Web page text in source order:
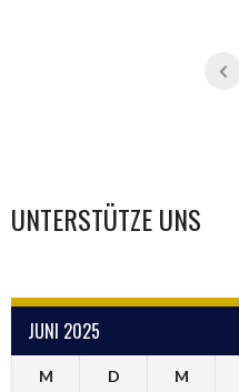
UNTERSTÜTZE UNS
JUNI 2025
M D M